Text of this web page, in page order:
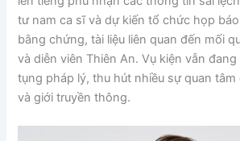
tư nam ca sĩ và dự kiến tổ chức họp
bằng chứng, tài liệu liên quan đến mối
và diễn viên Thiên An. Vụ kiện vẫn
tụng pháp lý, thu hút nhiều sự quan
và giới truyền thông.